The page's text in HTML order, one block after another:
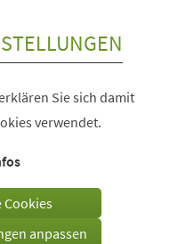
Sie sich damit
verwendet.
anpassen